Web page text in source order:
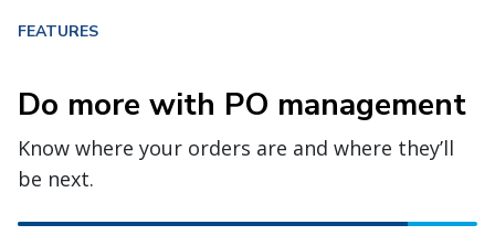
FEATURES
Do more with PO management
Know where your orders are and where they’ll
be next.